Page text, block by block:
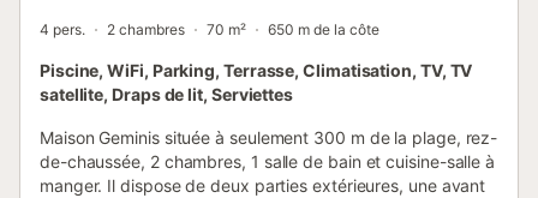
4 pers. 2 chambres 70 m² 650 m de la côte
Piscine, WiFi, Parking, Terrasse, Climatisation, TV, TV
satellite, Draps de lit, Serviettes
Maison Geminis située à seulement 300 m de la plage, rez-
de-chaussée, 2 chambres, 1 salle de bain et cuisine-salle à
manger. Il dispose de deux parties extérieures, une avant